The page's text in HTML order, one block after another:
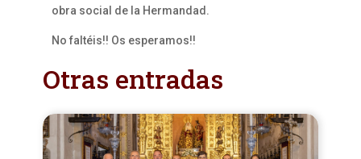
obra social de la Hermandad.
No faltéis!! Os esperamos!!
Otras entradas